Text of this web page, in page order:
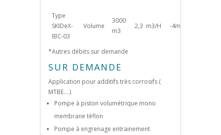
Type
SKIDeX-
IBC-03
Volume
3000
m3
2,3 m3/H -4m
*Autres débits sur demande
SUR DEMANDE
Application pour additifs très corrosifs (
MTBE….)
Pompe à piston volumétrique mono
membrane téflon
Pompe à engrenage entrainement